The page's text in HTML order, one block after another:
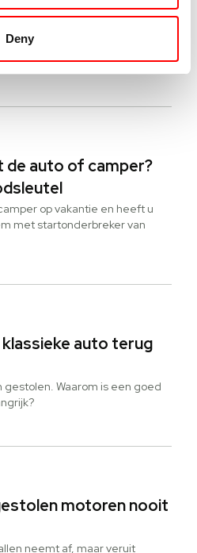
Deny
juli 2026
de Europese wetgeving voor
wordt uitgebreid
kg die internationaal
de auto of camper?
op vakantie en heeft u
met startonderbreker van
auto terug
gestolen. Waarom is een goed
motoren nooit
neemt af, maar veruit